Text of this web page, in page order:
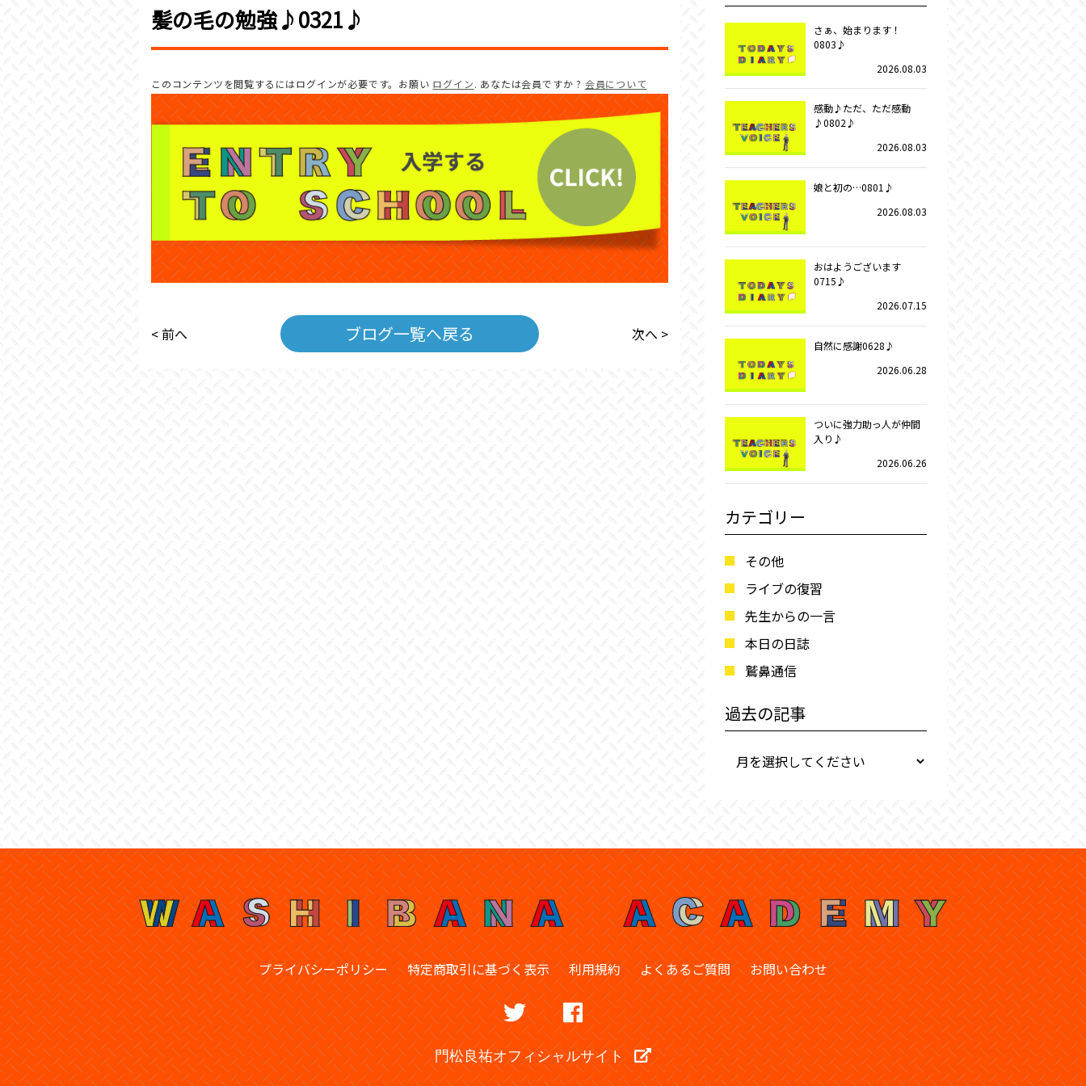
髪の毛の勉強♪0321♪
このコンテンツを閲覧するにはログインが必要です。お願い ログイン. あなたは会員ですか ? 会員について
< 前へ ブログ一覧へ戻る 次へ >
さぁ、始まります！
0803♪
2026.08.03
感動♪ただ、ただ感動
♪0802♪
2026.08.03
娘と初の…0801♪
2026.08.03
おはようございます
0715♪
2026.07.15
自然に感謝0628♪
2026.06.28
ついに強力助っ人が仲間
入り♪
2026.06.26
カテゴリー
その他
ライブの復習
先生からの一言
本日の日誌
鷲鼻通信
過去の記事
プライバシーポリシー 特定商取引に基づく表示 利用規約 よくあるご質問 お問い合わせ
門松良祐オフィシャルサイト